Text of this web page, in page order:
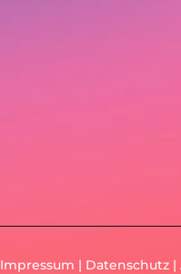
Impressum | Datenschutz|